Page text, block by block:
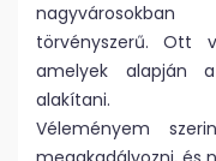
törvényszerű. Ott
amelyek alapján
alakítani.
Véleményem